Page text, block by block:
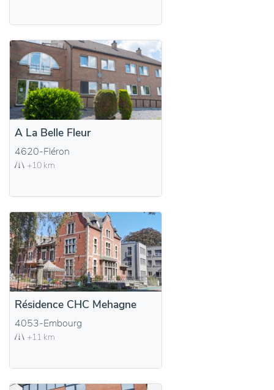
A La Belle Fleur
4620-Fléron
+10 km
Résidence CHC Mehagne
4053-Embourg
+11 km